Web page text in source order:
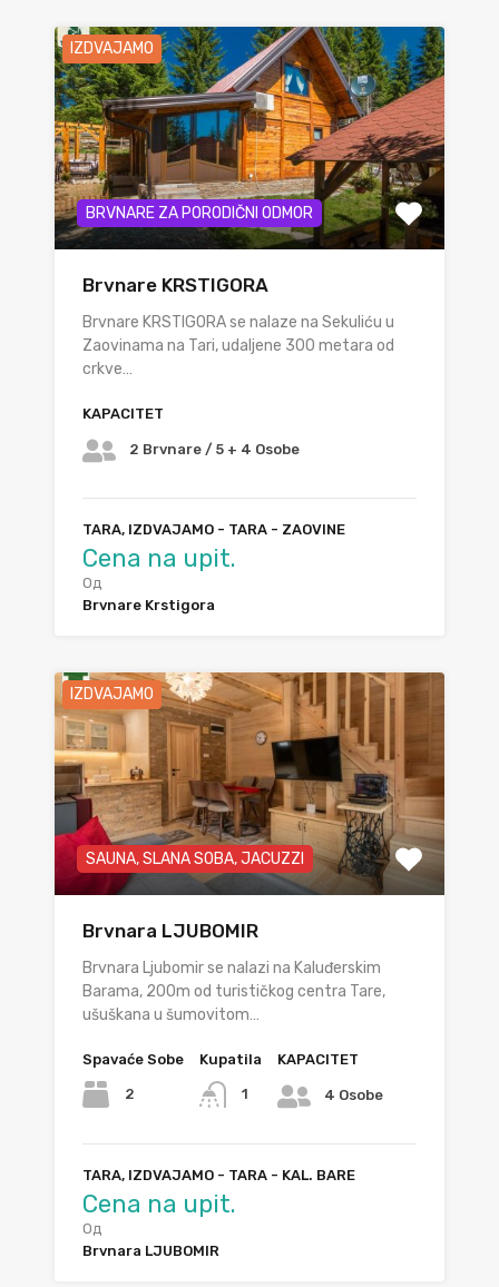
IZDVAJAMO
BRVNARE ZA PORODIČNI ODMOR
Brvnare KRSTIGORA
Brvnare KRSTIGORA se nalaze na Sekuliću u
Zaovinama na Tari, udaljene 300 metara od
crkve…
KAPACITET
2 Brvnare / 5 + 4 Osobe
TARA, IZDVAJAMO - TARA - ZAOVINE
Cena na upit.
Од
Brvnare Krstigora
IZDVAJAMO
SAUNA, SLANA SOBA, JACUZZI
Brvnara LJUBOMIR
Brvnara Ljubomir se nalazi na Kaluđerskim
Barama, 200m od turističkog centra Tare,
ušuškana u šumovitom…
Spavaće Sobe
2
Kupatila
1
KAPACITET
4 Osobe
TARA, IZDVAJAMO - TARA - KAL. BARE
Cena na upit.
Од
Brvnara LJUBOMIR